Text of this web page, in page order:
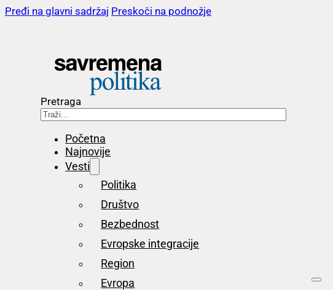
Pređi na glavni sadržaj Preskoči na podnožje
Pretraga
Početna
Najnovije
Vesti
Politika
Društvo
Bezbednost
Evropske integracije
Region
Evropa